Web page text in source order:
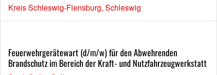
Kreis Schleswig-Flensburg, Schleswig
Feuerwehrgerätewart (d/m/w) für den Abwehrenden
Brandschutz im Bereich der Kraft- und Nutzfahrzeugwerkstatt